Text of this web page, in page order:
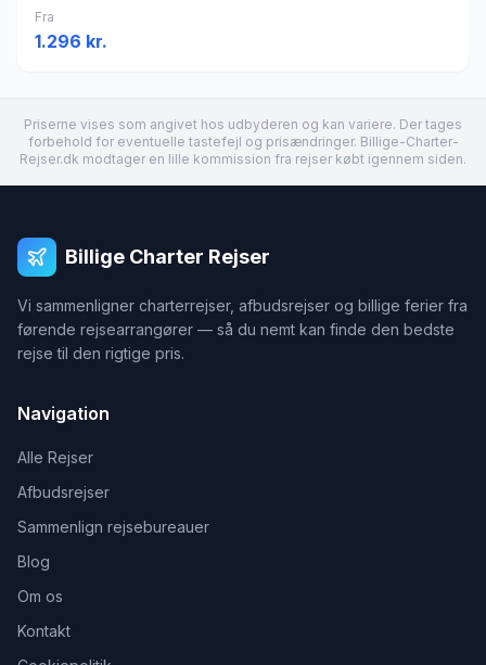
Fra
1.296 kr.
Priserne vises som angivet hos udbyderen og kan variere. Der tages
forbehold for eventuelle tastefejl og prisændringer. Billige-Charter-
Rejser.dk modtager en lille kommission fra rejser købt igennem siden.
Billige Charter Rejser
Vi sammenligner charterrejser, afbudsrejser og billige ferier fra
førende rejsearrangører — så du nemt kan finde den bedste
rejse til den rigtige pris.
Navigation
Alle Rejser
Afbudsrejser
Sammenlign rejsebureauer
Blog
Om os
Kontakt